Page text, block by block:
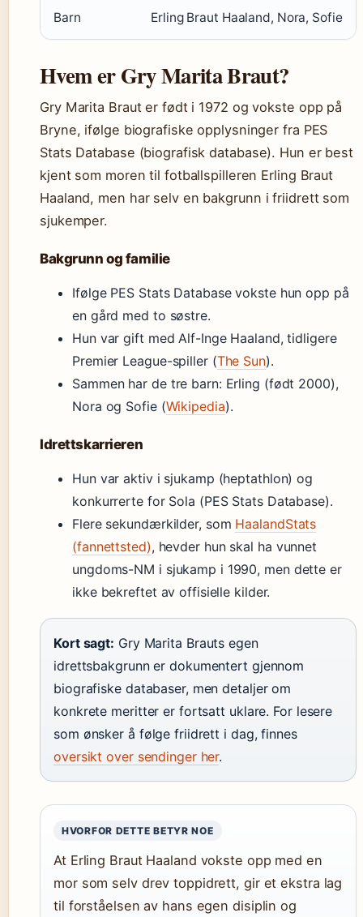
Barn Erling Braut Haaland, Nora, Sofie
Hvem er Gry Marita Braut?
Gry Marita Braut er født i 1972 og vokste opp på
Bryne, ifølge biografiske opplysninger fra PES
Stats Database (biografisk database). Hun er best
kjent som moren til fotballspilleren Erling Braut
Haaland, men har selv en bakgrunn i friidrett som
sjukemper.
Bakgrunn og familie
Ifølge PES Stats Database vokste hun opp på
en gård med to søstre.
Hun var gift med Alf-Inge Haaland, tidligere
Premier League-spiller (The Sun).
Sammen har de tre barn: Erling (født 2000),
Nora og Sofie (Wikipedia).
Idrettskarrieren
Hun var aktiv i sjukamp (heptathlon) og
konkurrerte for Sola (PES Stats Database).
Flere sekundærkilder, som HaalandStats
(fannettsted), hevder hun skal ha vunnet
ungdoms-NM i sjukamp i 1990, men dette er
ikke bekreftet av offisielle kilder.
Kort sagt: Gry Marita Brauts egen
idrettsbakgrunn er dokumentert gjennom
biografiske databaser, men detaljer om
konkrete meritter er fortsatt uklare. For lesere
som ønsker å følge friidrett i dag, finnes
oversikt over sendinger her.
HVORFOR DETTE BETYR NOE
At Erling Braut Haaland vokste opp med en
mor som selv drev toppidrett, gir et ekstra lag
til forståelsen av hans egen disiplin og